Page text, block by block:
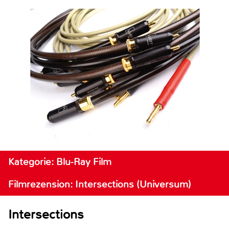
Kategorie: Blu-Ray Film
Filmrezension: Intersections (Universum)
Intersections